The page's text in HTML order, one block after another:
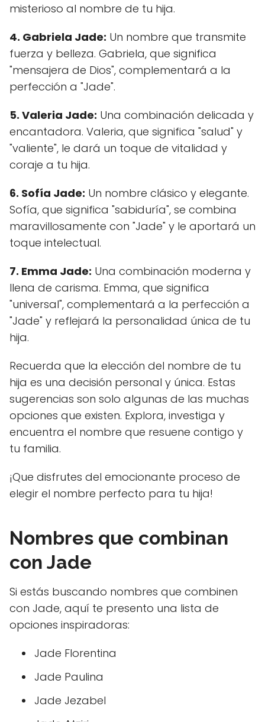
misterioso al nombre de tu hija.
4. Gabriela Jade: Un nombre que transmite
fuerza y belleza. Gabriela, que significa
"mensajera de Dios", complementará a la
perfección a "Jade".
5. Valeria Jade: Una combinación delicada y
encantadora. Valeria, que significa "salud" y
"valiente", le dará un toque de vitalidad y
coraje a tu hija.
6. Sofía Jade: Un nombre clásico y elegante.
Sofía, que significa "sabiduría", se combina
maravillosamente con "Jade" y le aportará un
toque intelectual.
7. Emma Jade: Una combinación moderna y
llena de carisma. Emma, que significa
"universal", complementará a la perfección a
"Jade" y reflejará la personalidad única de tu
hija.
Recuerda que la elección del nombre de tu
hija es una decisión personal y única. Estas
sugerencias son solo algunas de las muchas
opciones que existen. Explora, investiga y
encuentra el nombre que resuene contigo y
tu familia.
¡Que disfrutes del emocionante proceso de
elegir el nombre perfecto para tu hija!
Nombres que combinan
con Jade
Si estás buscando nombres que combinen
con Jade, aquí te presento una lista de
opciones inspiradoras:
Jade Florentina
Jade Paulina
Jade Jezabel